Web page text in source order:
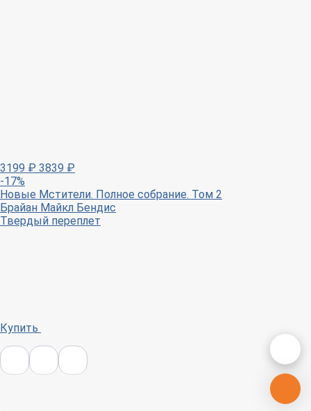
3199 ₽ 3839 ₽
-17%
Новые Мстители. Полное собрание. Том 2
Брайан Майкл Бендис
Твердый переплет
Купить